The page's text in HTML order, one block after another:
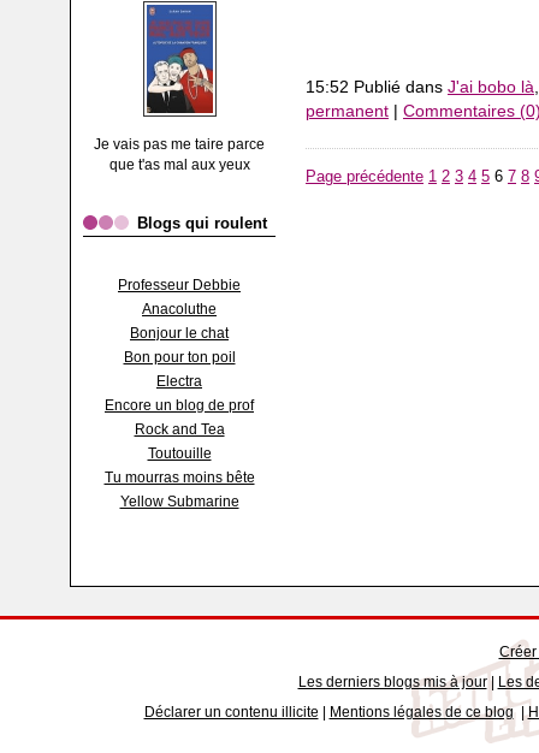
Je vais pas me taire parce
que t'as mal aux yeux
Blogs qui roulent
Professeur Debbie
Anacoluthe
Bonjour le chat
Bon pour ton poil
Electra
Encore un blog de prof
Rock and Tea
Toutouille
Tu mourras moins bête
Yellow Submarine
15:52 Publié dans J'ai bobo là
permanent
Commentaires
Page précédente 1 2 3 4 5 6 7 8
Les derniers blogs mis à jour| Les
Déclarer un contenu illicite
Mentions légales de ce blog|